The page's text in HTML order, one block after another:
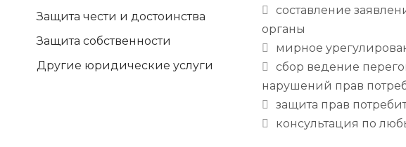
составление
органы
мирное
сбор ведение
нарушений прав
защита прав
консультация по
Защита чести и достоинства
Защита собственности
Другие юридические услуги